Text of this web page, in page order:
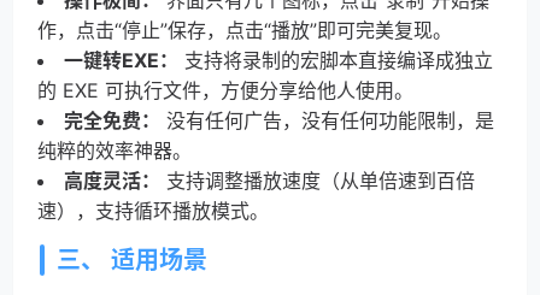
作，点击“停止”保存，点击“播放”即可完美复现。
一键转EXE：
支持将录制的宏脚本直接编译成独立
的 EXE 可执行文件，方便分享给他人使用。
完全免费：
没有任何广告，没有任何功能限制，是
纯粹的效率神器。
高度灵活：
支持调整播放速度（从单倍速到百倍
速），支持循环播放模式。
三、 适用场景